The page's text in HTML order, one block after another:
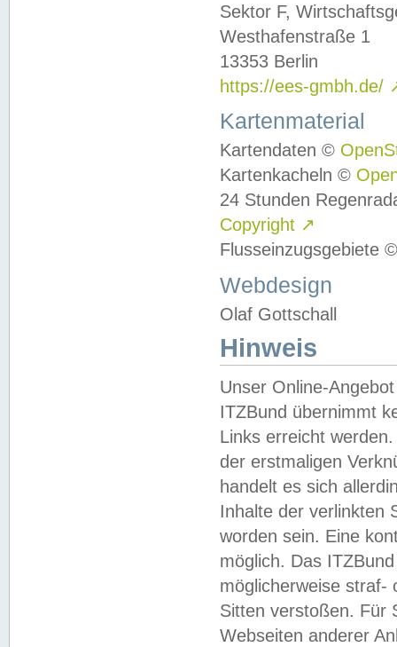
Sektor F,
Westhafenstraße 1
13353 Berlin
https://ees-gmbh.de/
Kartenmaterial
Kartendaten ©
Kartenkacheln ©
24 Stunden
Copyright ↗
Flusseinzugsgebiete
Webdesign
Olaf Gottschall
Hinweis
Unser Online-
ITZBund übernimmt
Links erreicht
der erstmaligen
handelt es sich
Inhalte der verlinkten
worden sein. Eine
möglich. Das
möglicherweise straf-
Sitten verstoßen. Für
Webseiten anderer